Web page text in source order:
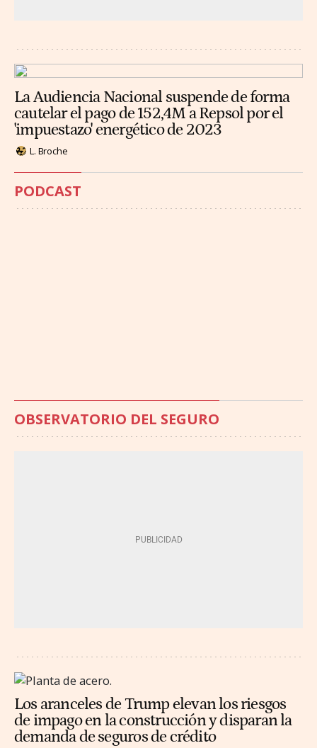
La Audiencia Nacional suspende de forma
cautelar el pago de 152,4M a Repsol por el
'impuestazo' energético de 2023
L. Broche
PODCAST
OBSERVATORIO DEL SEGURO
Los aranceles de Trump elevan los riesgos
de impago en la construcción y disparan la
demanda de seguros de crédito